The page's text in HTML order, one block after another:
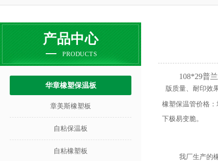
产品中心
PRODUCTS
华章橡塑保温板
章美斯橡塑板
自粘保温板
自粘橡塑板
108*29普
版质量、耐印效
橡塑保温管价格
下极易变脆。
我厂生产的